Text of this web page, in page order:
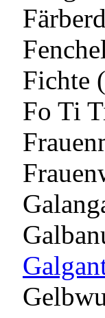
Fichte
Fo Ti